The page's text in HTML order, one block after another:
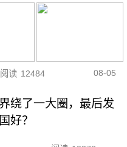
阅读 12484 08-05
绕了一大圈，最后发
好？